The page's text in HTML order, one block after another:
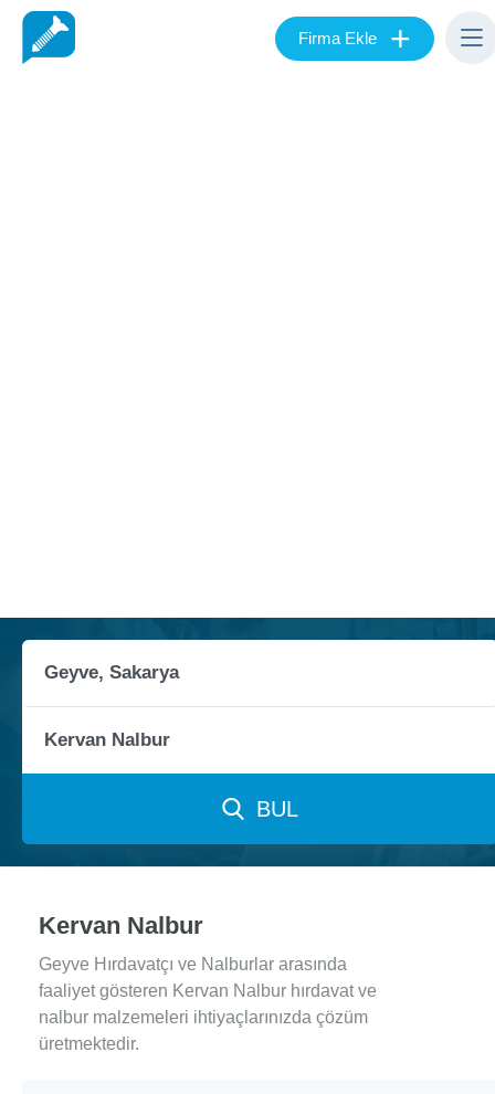
Firma Ekle +
BUL
Kervan Nalbur
Geyve Hırdavatçı ve Nalburlar arasında
faaliyet gösteren Kervan Nalbur hırdavat ve
nalbur malzemeleri ihtiyaçlarınızda çözüm
üretmektedir.